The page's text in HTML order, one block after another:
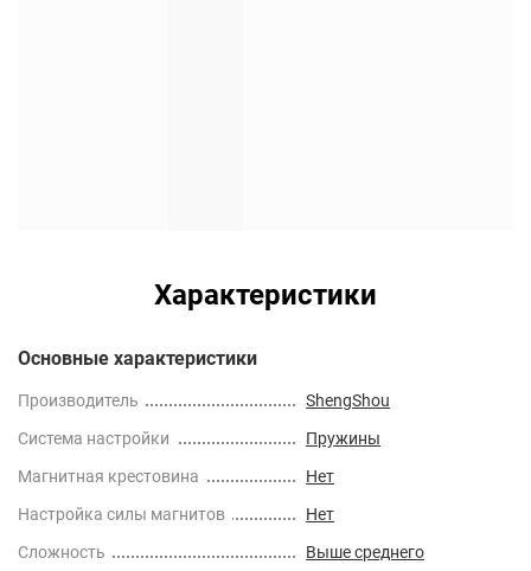
Характеристики
Основные характеристики
Производитель
ShengShou
Cистема настройки
Пружины
Магнитная крестовина
Нет
Настройка силы магнитов
Нет
Сложность
Выше среднего